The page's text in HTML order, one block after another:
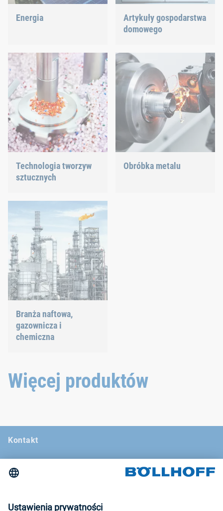
Energia
montażu, bierzemy udział
w procesie kształtowania
przyszłości energetycznej.
Artykuły gospodarstwa
domowego
– zapewniamy precyzyjnie
dopasowane połączenia.
Technologia tworzyw
sztucznych
innowacyjne produkty z
tworzyw sztucznych, aby
zapewnić Ci idealne
rozwiązanie.
Obróbka metalu
Branża naftowa,
gazownicza i
chemiczna
nawet najbardziej
ekstremalne warunki.
Więcej produktów
Kontakt
Targi i seminaria